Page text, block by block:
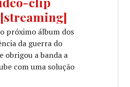
[streaming]
próximo álbum dos
da guerra do
obrigou a banda a
com uma solução
clip censurado de «3111»